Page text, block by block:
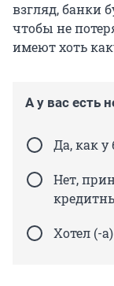
взгляд, банки
чтобы не
имеют хоть
А у вас есть
Да, как
Нет,
Хотел (-